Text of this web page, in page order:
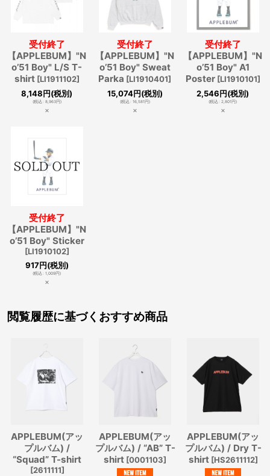
受付終了
【APPLEBUM】"N
o’51 Boy" L/S T-
shirt [LI1911102]
8,148円(税別)
(税込: 8,963円)
×
受付終了
【APPLEBUM】"N
o’51 Boy" Sweat
Parka [LI1910401]
15,074円(税別)
(税込: 16,581 円)
×
受付終了
【APPLEBUM】"N
o’51 Boy" A1
Poster [LI1910101]
2,546円(税別)
(税込: 2,801 円)
×
受付終了
【APPLEBUM】"N
o’51 Boy" Sticker
[LI1910102]
917円(税別)
(税込: 1,009円)
×
閲覧履歴に基づくおすすめ商品
APPLEBUM(アッ
プルバム) /
“Squad” T-shirt
[2611111]
APPLEBUM(アッ
プルバム) / “AB” T-
shirt [0001103]
APPLEBUM(アッ
プルバム) / Dry T-
shirt [HS2611112]